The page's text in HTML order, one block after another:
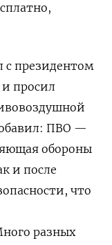
с президентом
просил
ПВО —
обороны
и после
что
разных